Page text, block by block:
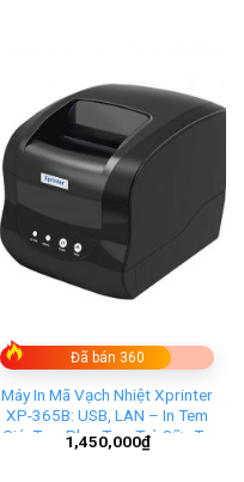
Đã bán 360
Máy In Mã Vạch Nhiệt Xprinter
XP-365B: USB, LAN – In Tem
Giá, Tem Phụ, Tem Trà Sữa Từ
Điện Thoại và Máy Tính
1,450,000₫